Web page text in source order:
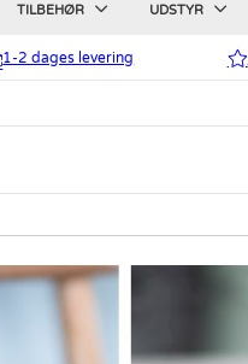
TILBEHØR UDSTYR
1-2 dages levering